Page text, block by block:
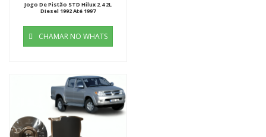
Jogo De Pistão STD Hilux 2.4 2L
Diesel 1992 Até 1997
CHAMAR NO WHATS